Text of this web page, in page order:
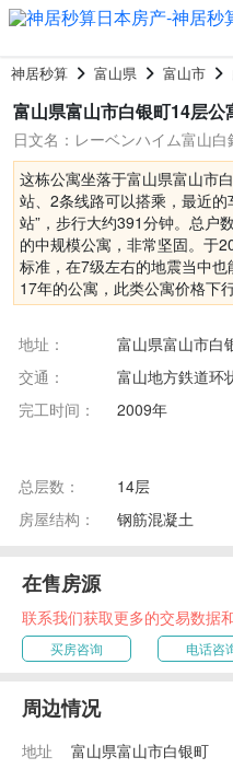
神居秒算 富山県 富山市
富山県富山市白银町14层公
日文名：レーベンハイム富山白
这栋公寓坐落于富山県富山市
站、2条线路可以搭乘，最近
站”，步行大约391分钟。总户
的中规模公寓，非常坚固。于
标准，在7级左右的地震当中
17年的公寓，此类公寓价格下
地址：
富山県富山市白
交通：
富山地方鉄道环
完工时间：
2009年
总层数： 14层
房屋结构：
钢筋混凝土
在售房源
联系我们获取更多的交易数据
买房咨询 电话咨
周边情况
地址
富山県富山市白银町